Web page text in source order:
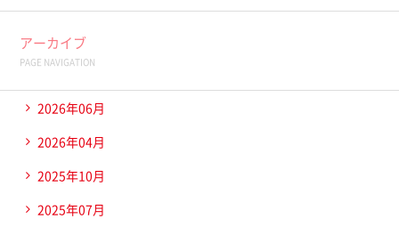
アーカイブ
PAGE NAVIGATION
2026年06月
2026年04月
2025年10月
2025年07月